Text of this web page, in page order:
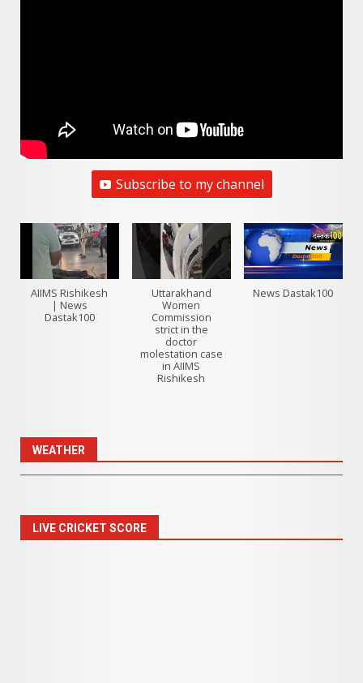
Subscribe to my channel
AIIMS Rishikesh
| News
Dastak100
Uttarakhand
Women
Commission
strict in the
doctor
molestation case
in AIIMS
Rishikesh
News Dastak100
WEATHER
LIVE CRICKET SCORE